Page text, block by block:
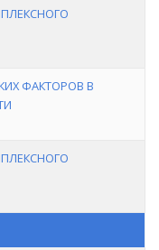
ФАКТОРОВ В